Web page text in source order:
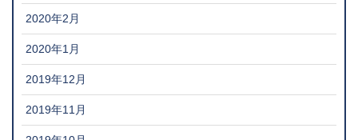
2020年2月
2020年1月
2019年12月
2019年11月